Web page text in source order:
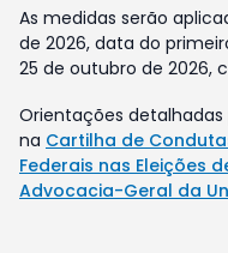
As medidas serão
de 2026, data do
25 de outubro de 2026,
Orientações
na Cartilha de
Federais nas Eleições
Advocacia-Geral da